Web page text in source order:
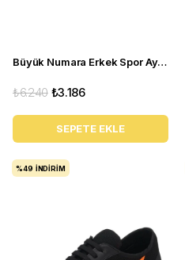
Büyük Numara Erkek Spor Ayakkabı - ERAY-01 Gri
₺3.186
₺6.240
SEPETE EKLE
%49 İNDIRIM